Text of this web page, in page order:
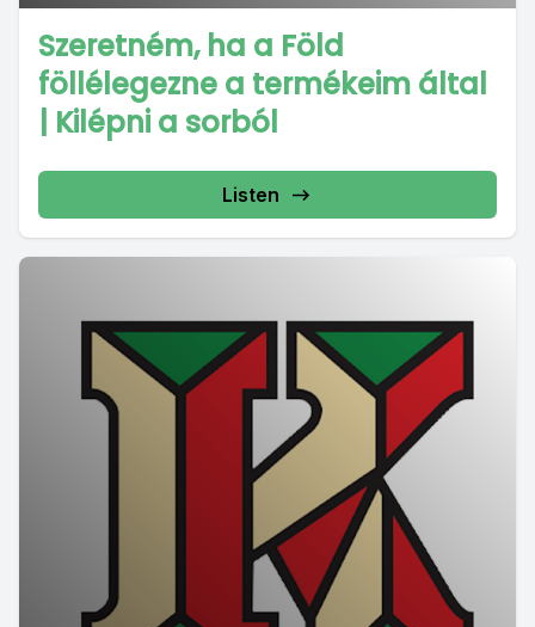
Szeretném, ha a Föld
föllélegezne a termékeim által
| Kilépni a sorból
Listen